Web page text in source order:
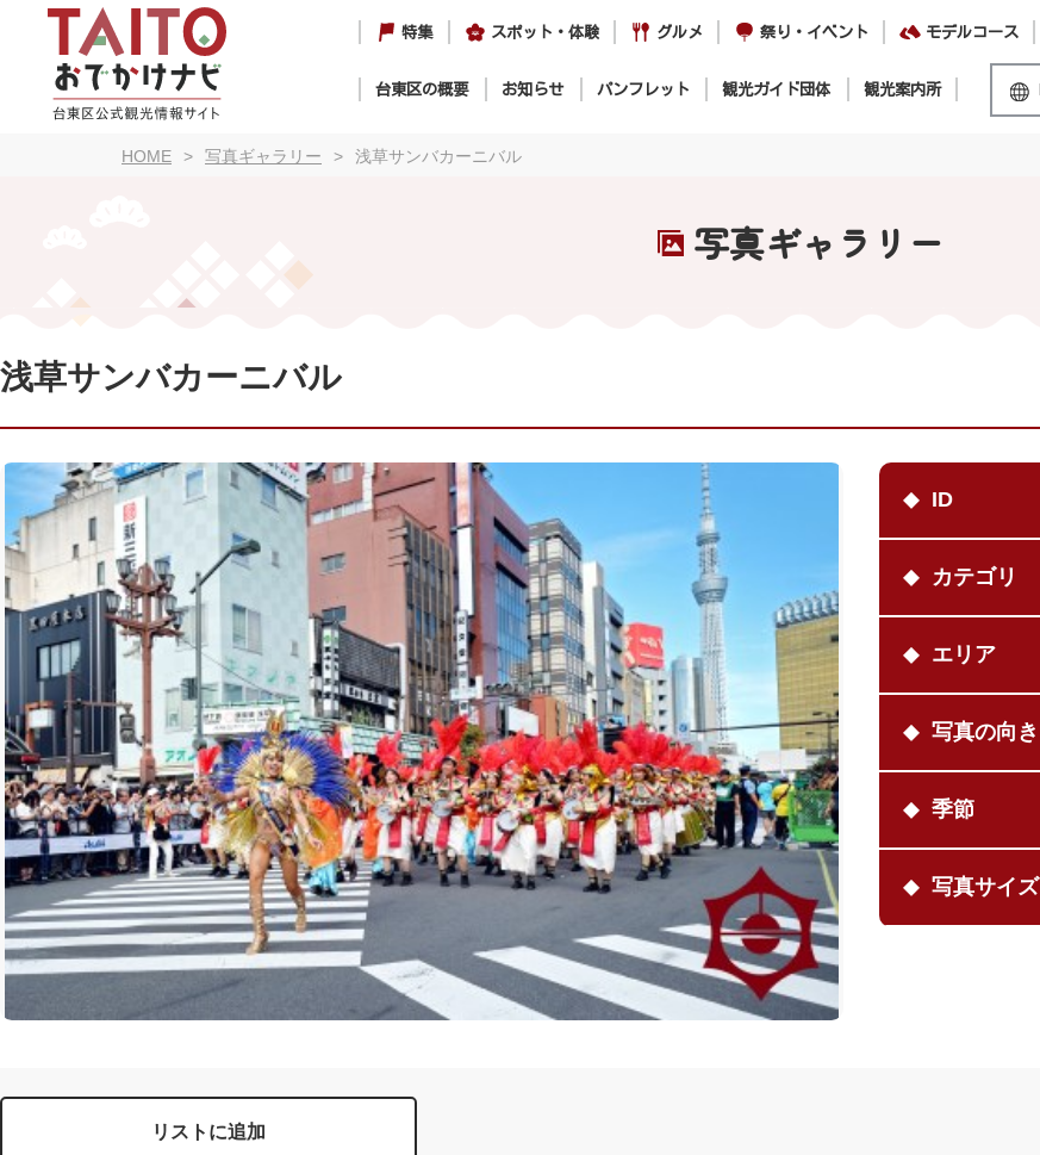
特集 スポット・体験 グルメ 祭り・イベント モデルコース
台東区の概要 お知らせ パンフレット 観光ガイド団体 観光案内所
HOME 写真ギャラリー 浅草サンバカーニバル
写真ギャラリー
浅草サンバカーニバル
ID
カテゴリ
エリア
写真の向き
季節
写真サイズ
リストに追加